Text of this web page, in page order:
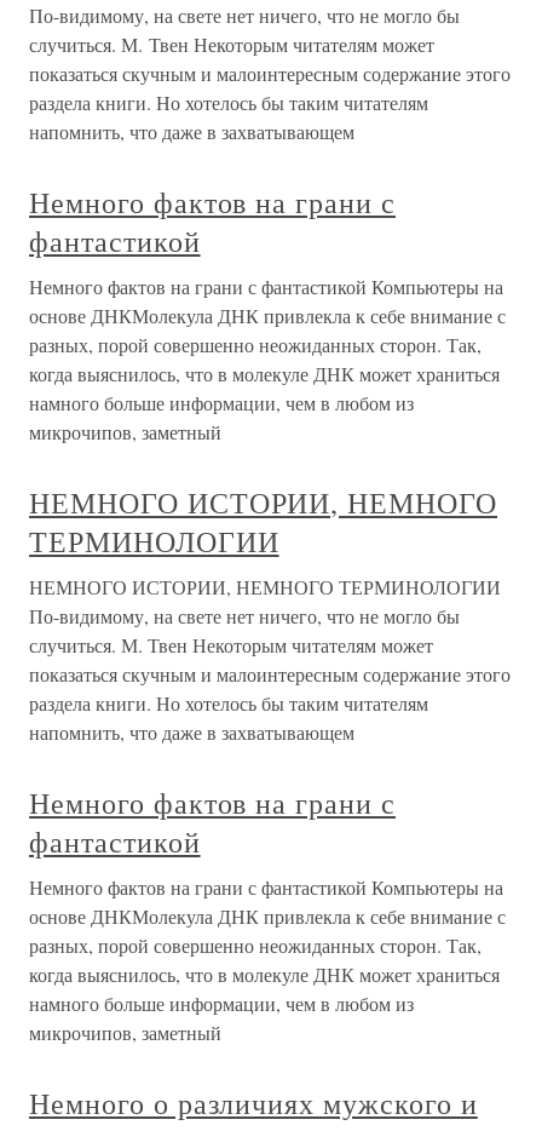
По-видимому, на свете нет ничего, что не могло бы
случиться. М. Твен Некоторым читателям может
показаться скучным и малоинтересным содержание этого
раздела книги. Но хотелось бы таким читателям
напомнить, что даже в захватывающем
Немного фактов на грани с
фантастикой
Немного фактов на грани с фантастикой Компьютеры на
основе ДНКМолекула ДНК привлекла к себе внимание с
разных, порой совершенно неожиданных сторон. Так,
когда выяснилось, что в молекуле ДНК может храниться
намного больше информации, чем в любом из
микрочипов, заметный
НЕМНОГО ИСТОРИИ, НЕМНОГО
ТЕРМИНОЛОГИИ
НЕМНОГО ИСТОРИИ, НЕМНОГО ТЕРМИНОЛОГИИ
По-видимому, на свете нет ничего, что не могло бы
случиться. М. Твен Некоторым читателям может
показаться скучным и малоинтересным содержание этого
раздела книги. Но хотелось бы таким читателям
напомнить, что даже в захватывающем
Немного фактов на грани с
фантастикой
Немного фактов на грани с фантастикой Компьютеры на
основе ДНКМолекула ДНК привлекла к себе внимание с
разных, порой совершенно неожиданных сторон. Так,
когда выяснилось, что в молекуле ДНК может храниться
намного больше информации, чем в любом из
микрочипов, заметный
Немного о различиях мужского и